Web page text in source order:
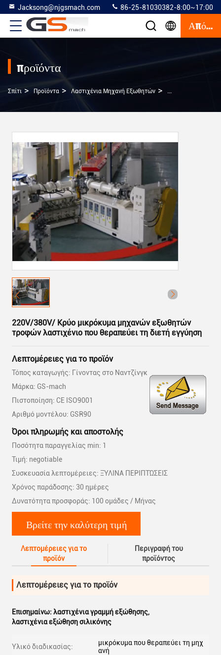
Jacksong@njgsmach.com 86-25-81030382-8:00~17:00
Απόσπασμα
προϊόντα
Σπίτι > Προϊόντα > Λαστιχένια Μηχανή Εξωθητών > 220V/380V/ Κρύο
220V/380V/ Κρύο μικρόκυμα μηχανών εξωθητών
τροφών λαστιχένιο που θεραπεύει τη διετή εγγύηση
Λεπτομέρειες για το προϊόν
Τόπος καταγωγής: Γίνοντας στο Ναντζίνγκ
Μάρκα: GS-mach
Πιστοποίηση: CE ISO9001
Αριθμό μοντέλου: GSR90
Όροι πληρωμής και αποστολής
Ποσότητα παραγγελίας min: 1
Τιμή: negotiable
Συσκευασία λεπτομέρειες: ΞΎΛΙΝΑ ΠΕΡΙΠΤΏΣΕΙΣ
Χρόνος παράδοσης: 30 ημέρες
Δυνατότητα προσφοράς: 100 ομάδες / Μήνας
Βρείτε την καλύτερη τιμή
Λεπτομέρειες για το
προϊόν
Περιγραφή του
προϊόντος
Λεπτομέρειες για το προϊόν
Επισημαίνω: λαστιχένια γραμμή εξώθησης,
λαστιχένια εξώθηση σιλικόνης
Υλικό διαδικασίας:
μικρόκυμα που θεραπεύει τη μηχ
ανή